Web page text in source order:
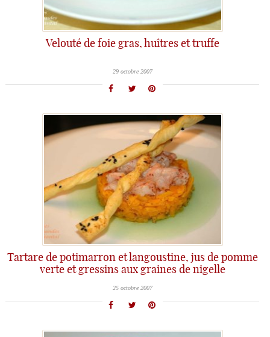
Velouté de foie gras, huîtres et truffe
29 octobre 2007
Tartare de potimarron et langoustine, jus de pomme
verte et gressins aux graines de nigelle
25 octobre 2007